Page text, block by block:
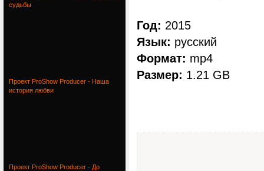
Год: 2015
Язык: русский
Формат: mp4
Размер: 1.21 GB
судьбы
Проект ProShow Producer - Наша
история любви
Проект ProShow Producer - До